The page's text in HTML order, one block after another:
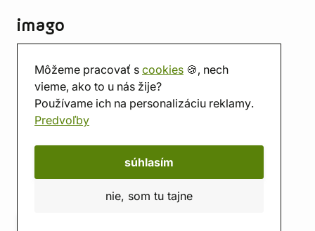
Môžeme pracovať s cookies 🍪, nech
vieme, ako to u nás žije?
Používame ich na personalizáciu reklamy.
Predvoľby
súhlasím
nie, som tu tajne
imago
Predajňa
Herňa
O nás
Hodnotenie obchodu